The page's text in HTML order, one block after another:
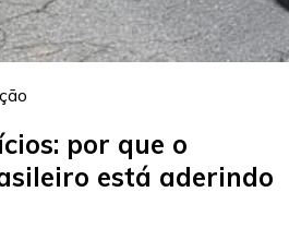
por que o
está aderindo